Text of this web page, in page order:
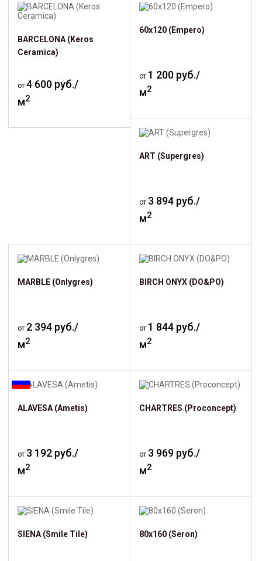
BARCELONA (Keros
Ceramica)
от 4 600 руб./
м2
60х120 (Empero)
от 1 200 руб./
м2
ART (Supergres)
от 3 894 руб./
м2
MARBLE (Onlygres)
от 2 394 руб./
м2
BIRCH ONYX (DO&PO)
от 1 844 руб./
м2
ALAVESA (Ametis)
от 3 192 руб./
м2
CHARTRES (Proconcept)
от 3 969 руб./
м2
SIENA (Smile Tile) 80х160 (Seron)